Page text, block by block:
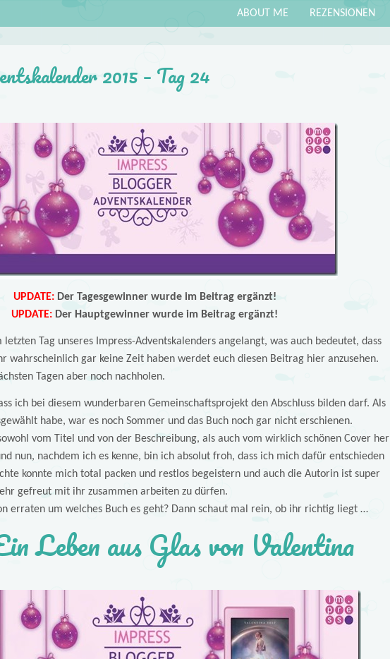
REZENSIONEN
ABOUT ME
2015 – Tag 24
UPDATE:Der Tagesgewinner wurde im Beitrag ergänzt!
UPDATE: Der Hauptgewinner wurde im Beitrag ergänzt!
letzten Tag unseres Impress-Adventskalenders angelangt, was auch bedeutet, dass
wahrscheinlich gar keine Zeit haben werdet euch diesen Beitrag hier anzusehen.
Tagen aber noch nachholen.
ich bei diesem wunderbaren Gemeinschaftsprojekt den Abschluss bilden darf. Als
habe, war es noch Sommer und das Buch noch gar nicht erschienen.
vom Titel und von der Beschreibung, als auch vom wirklich schönen Cover her
nun, nachdem ich es kenne, bin ich absolut froh, dass ich mich dafür entschieden
konnte mich total packen und restlos begeistern und auch die Autorin ist super
gefreut mit ihr zusammen arbeiten zu dürfen.
erraten um welches Buch es geht? Dann schaut mal rein, ob ihr richtig liegt …
Leben aus Glas von Valentina